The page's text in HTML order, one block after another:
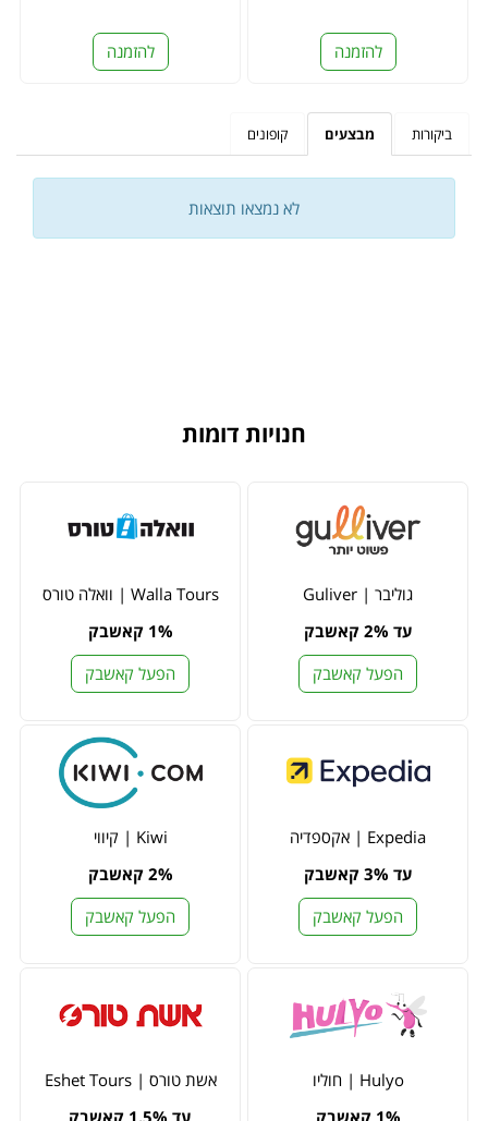
להזמנה להזמנה
ביקורות מבצעים קופונים
לא נמצאו תוצאות
חנויות דומות
גוליבר | Guliver
עד 2% קאשבק
הפעל קאשבק
Walla Tours | וואלה טורס
1% קאשבק
הפעל קאשבק
Expedia | אקספדיה
עד 3% קאשבק
הפעל קאשבק
Kiwi | קיווי
2% קאשבק
הפעל קאשבק
Hulyo | חוליו
אשת טורס | Eshet Tours